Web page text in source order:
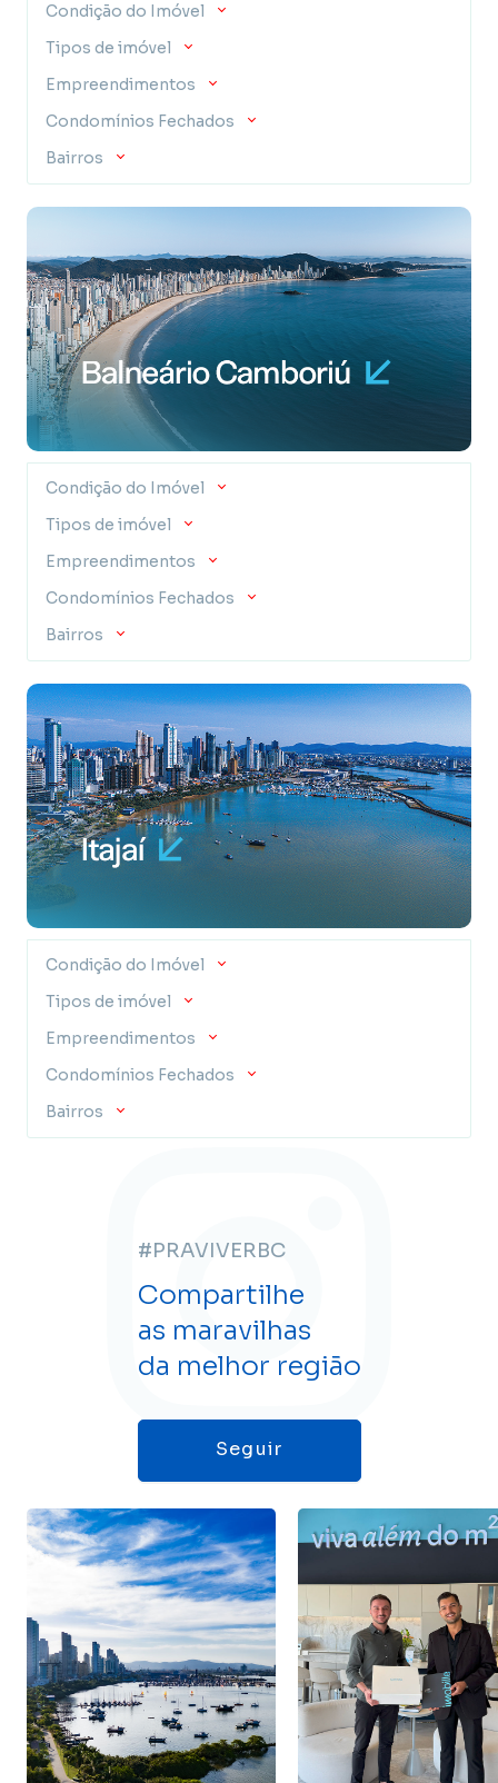
Condição do Imóvel
Tipos de imóvel
Empreendimentos
Condomínios Fechados
Bairros
Condição do Imóvel
Tipos de imóvel
Empreendimentos
Condomínios Fechados
Bairros
Condição do Imóvel
Tipos de imóvel
Empreendimentos
Condomínios Fechados
Bairros
#PRAVIVERBC
Compartilhe
as maravilhas
da melhor região
Seguir